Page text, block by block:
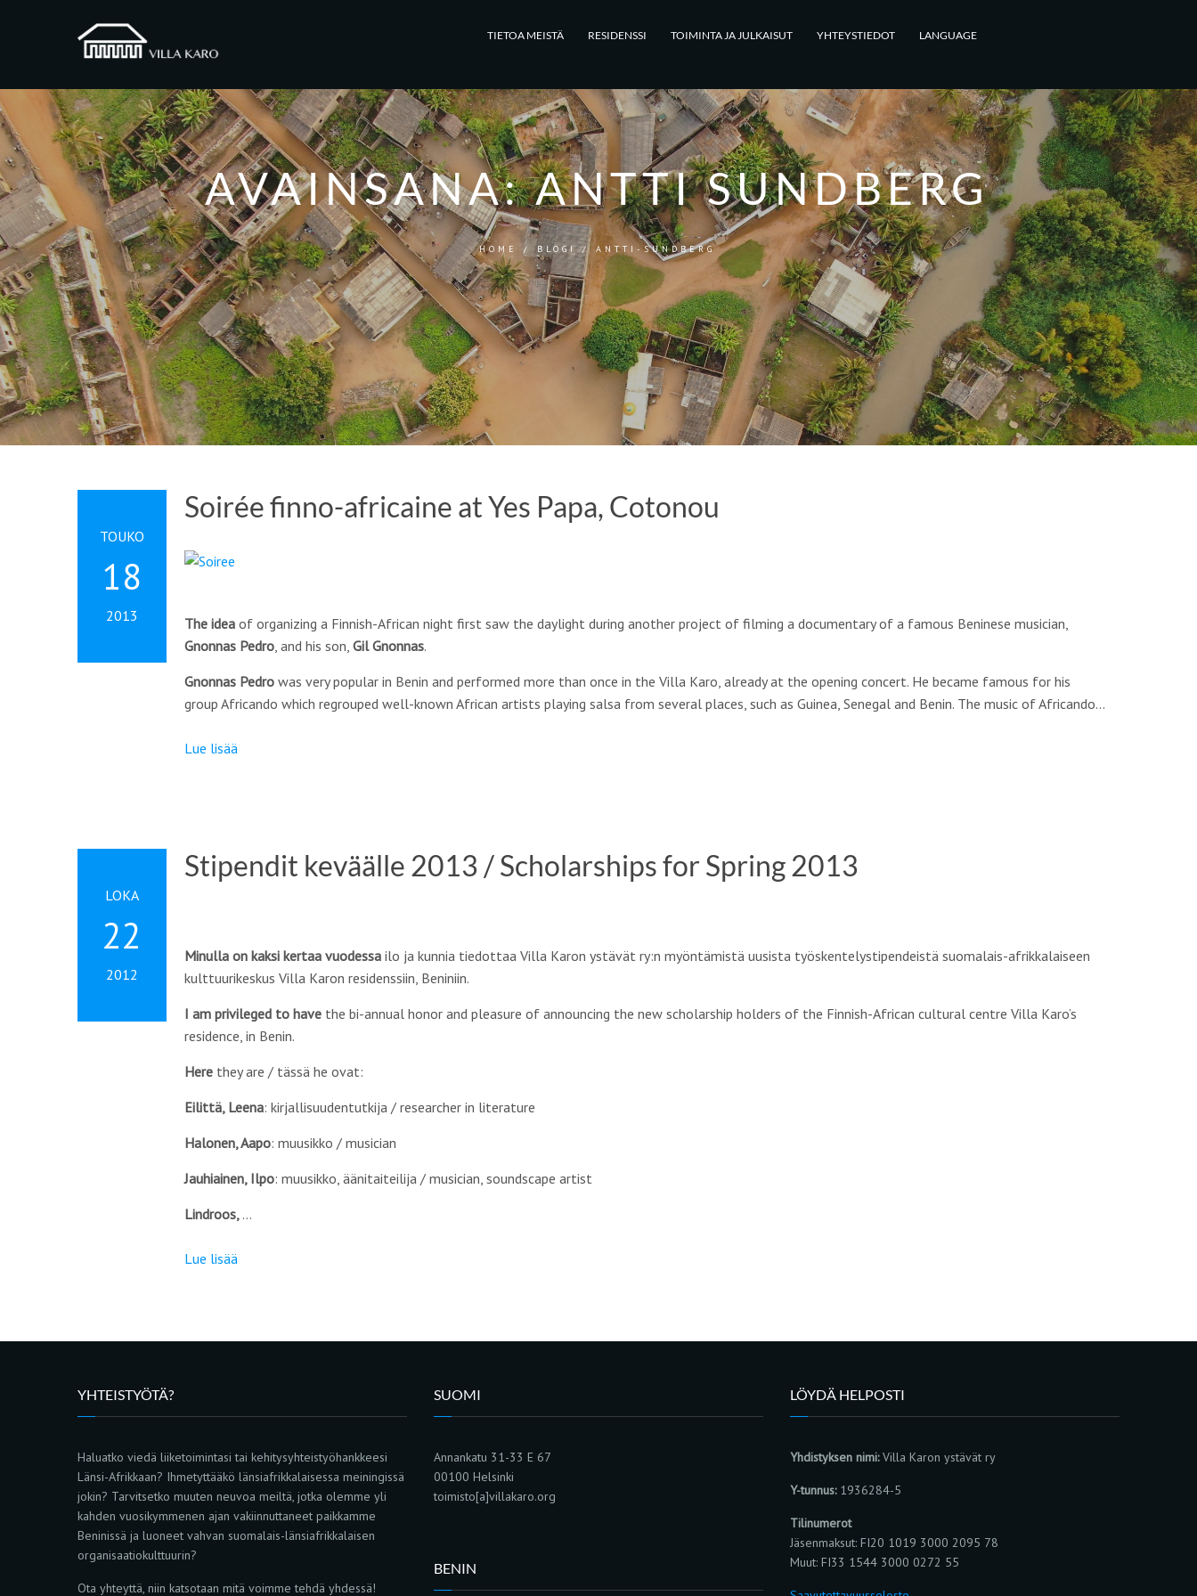
TIETOA MEISTÄ RESIDENSSI TOIMINTA JA JULKAISUT YHTEYSTIEDOT LANGUAGE
AVAINSANA:ANTTI SUNDBERG
HOME /BLOGI/ ANTTI-SUNDBERG
TOUKO
18
2013
Soirée finno-africaine at Yes Papa, Cotonou
The idea of organizing a Finnish-African night first saw the daylight during another project of filming a documentary of a famous Beninese musician,
Gnonnas Pedro, and his son, Gil Gnonnas.
Gnonnas Pedro was very popular in Benin and performed more than once in the Villa Karo, already at the opening concert. He became famous for his
group Africando which regrouped well-known African artists playing salsa from several places, such as Guinea, Senegal and Benin. The music ofAfricando…
Lue lisää
LOKA
22
2012
Stipendit keväälle 2013 / Scholarships for Spring 2013
Minulla on kaksi kertaa vuodessa ilo ja kunnia tiedottaa Villa Karon ystävät ry:n myöntämistä uusista työskentelystipendeistä suomalais-afrikkalaiseen
kulttuurikeskus Villa Karon residenssiin, Beniniin.
I am privileged to have the bi-annual honor and pleasure of announcing the new scholarship holders of the Finnish-African cultural centre Villa Karo’s
residence, in Benin.
Here they are / tässä he ovat:
Eilittä, Leena: kirjallisuudentutkija / researcher in literature
Halonen, Aapo: muusikko / musician
Jauhiainen, Ilpo: muusikko, äänitaiteilija / musician, soundscape artist
Lindroos, …
Lue lisää
YHTEISTYÖTÄ?
Haluatko viedä liiketoimintasi tai kehitysyhteistyöhankkeesi
Länsi-Afrikkaan? Ihmetyttääkö länsiafrikkalaisessa meiningissä
jokin? Tarvitsetko muuten neuvoa meiltä, jotka olemme yli
kahden vuosikymmenen ajan vakiinnuttaneet paikkamme
Beninissä ja luoneet vahvan suomalais-länsiafrikkalaisen
organisaatiokulttuurin?
Ota yhteyttä, niin katsotaan mitä voimme tehdä yhdessä!
SUOMI
Annankatu 31-33 E 67
00100 Helsinki
toimisto[a]villakaro.org
BENIN
LÖYDÄ HELPOSTI
Yhdistyksen nimi:Villa Karon ystävät ry
Y-tunnus:1936284-5
Tilinumerot
Jäsenmaksut: FI20 1019 3000 2095 78
Muut: FI33 1544 3000 0272 55